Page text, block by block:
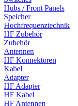
Hubs / Front Panels
Speicher
Hochfrequenztechnik
HF Zubehör
Zubehör
Antennen
HF Konnektoren
Kabel
Adapter
HF Adapter
HF Kabel
HF Antennen